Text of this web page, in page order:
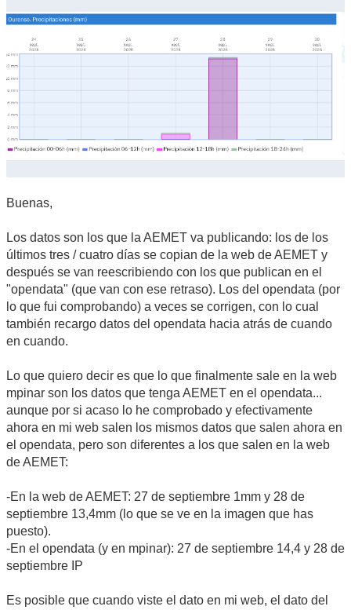
Buenas,
Los datos son los que la AEMET va publicando: los de los
últimos tres / cuatro días se copian de la web de AEMET y
después se van reescribiendo con los que publican en el
"opendata" (que van con ese retraso). Los del opendata (por
lo que fui comprobando) a veces se corrigen, con lo cual
también recargo datos del opendata hacia atrás de cuando
en cuando.
Lo que quiero decir es que lo que finalmente sale en la web
mpinar son los datos que tenga AEMET en el opendata...
aunque por si acaso lo he comprobado y efectivamente
ahora en mi web salen los mismos datos que salen ahora en
el opendata, pero son diferentes a los que salen en la web
de AEMET:
-En la web de AEMET: 27 de septiembre 1mm y 28 de
septiembre 13,4mm (lo que se ve en la imagen que has
puesto).
-En el opendata (y en mpinar): 27 de septiembre 14,4 y 28 de
septiembre IP
Es posible que cuando viste el dato en mi web, el dato del